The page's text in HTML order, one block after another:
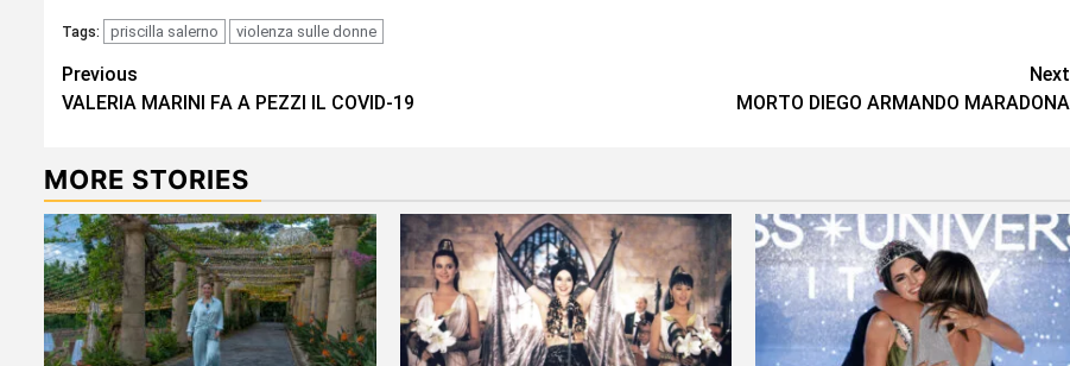
Tags: priscilla salerno violenza sulle donne
Continue
Reading
Previous
VALERIA MARINI FA A PEZZI IL COVID-19
Next
MORTO DIEGO ARMANDO MARADONA
MORE STORIES